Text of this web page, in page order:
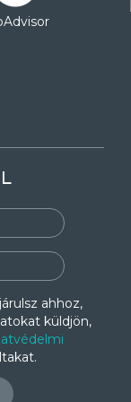
ahhoz,
küldjön,